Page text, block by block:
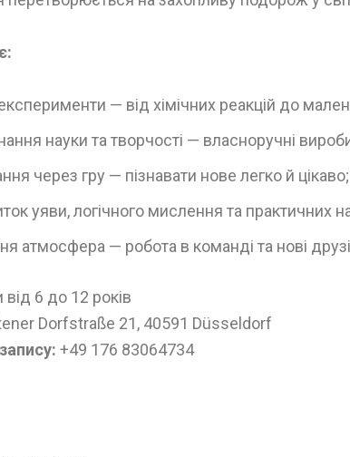
— від хімічних реакцій до
науки та творчості — власноручні
через гру — пізнавати нове легко й цікаво;
уяви, логічного мислення та
атмосфера — робота в команді та нові
від 6 до 12 років
Dorfstraße 21, 40591 Düsseldorf
+49 176 83064734